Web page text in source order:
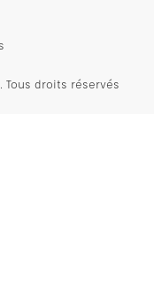
droits réservés